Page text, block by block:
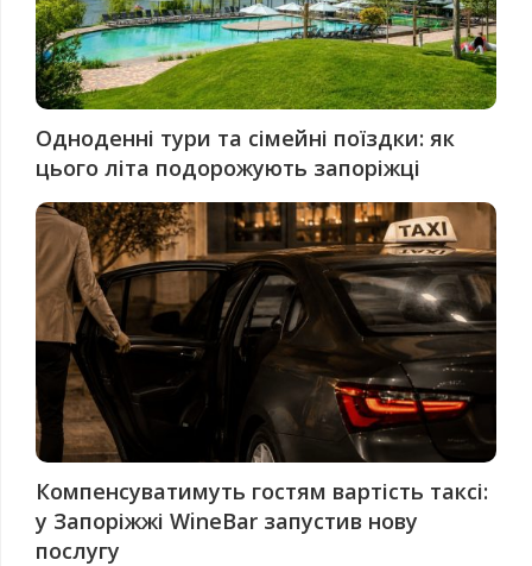
Одноденні тури та сімейні поїздки: як
цього літа подорожують запоріжці
Компенсуватимуть гостям вартість таксі:
у Запоріжжі WineBar запустив нову
послугу